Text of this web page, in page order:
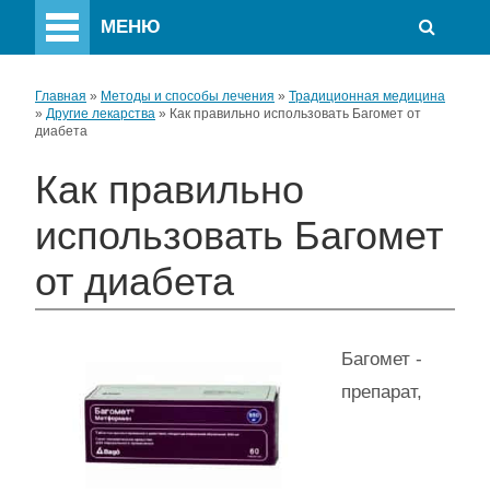
МЕНЮ
Главная » Методы и способы лечения » Традиционная медицина
» Другие лекарства » Как правильно использовать Багомет от
диабета
Как правильно
использовать Багомет
от диабета
Багомет -
препарат,